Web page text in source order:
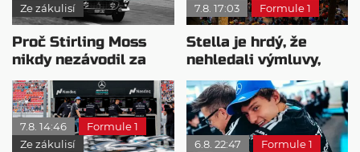
Ze zákulisí
Proč Stirling Moss
nikdy nezávodil za
Ferrariho
7.8. 17:03 Formule 1
Stella je hrdý, že
nehledali výmluvy,
proč nedokážou
bojovat o titul
7.8. 14:46
Formule 1
Ze zákulisí
6.8. 22:47 Formule 1